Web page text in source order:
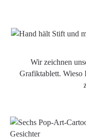
Wir zeichnen
Grafiktablett. Wieso